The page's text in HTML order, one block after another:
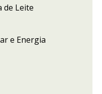
de Leite
e Energia